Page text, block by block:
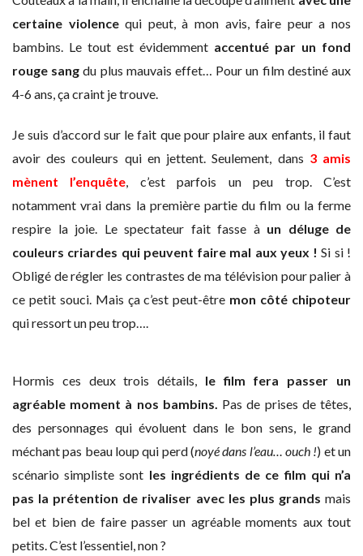
certaine violencequi peut, à mon avis, faire peur a nos
bambins. Le tout est évidemment accentué par un fond
rouge sangdu plus mauvais effet… Pour un film destiné aux
4-6 ans, ça craint je trouve.
Je suis d’accord sur le fait que pour plaire aux enfants, il faut
avoir des couleurs qui en jettent. Seulement, dans 3 amis
mènent l’enquête, c’est parfois un peu trop. C’est
notamment vrai dans la première partie du film ou la ferme
respire la joie. Le spectateur fait fasse à un déluge de
couleurs criardes qui peuvent faire mal aux yeux !Si si !
Obligé de régler les contrastes de ma télévision pour palier à
ce petit souci. Mais ça c’est peut-être mon côté chipoteur
qui ressort un peu trop….
Hormis ces deux trois détails, le film fera passer un
agréable moment à nos bambins. Pas de prises de têtes,
des personnages qui évoluent dans le bon sens, le grand
méchant pas beau loup qui perd (noyé dans l’eau… ouch !) et un
scénario simpliste sont les ingrédients de ce film qui n’a
pas la prétention de rivaliser avec les plus grands mais
bel et bien de faire passer un agréable moments aux tout
petits. C’est l’essentiel, non ?